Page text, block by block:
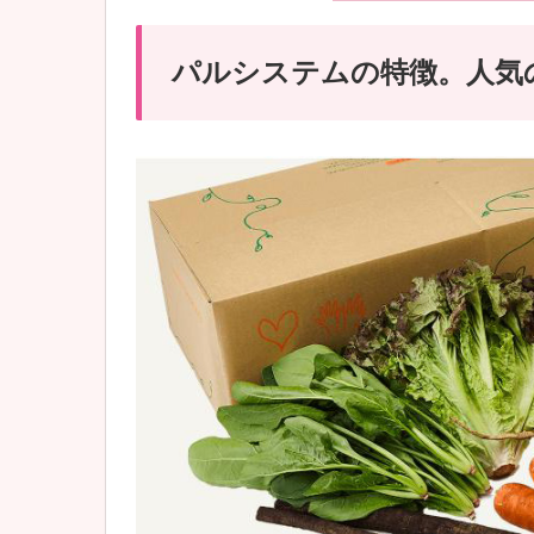
パルシステムの特徴。人気